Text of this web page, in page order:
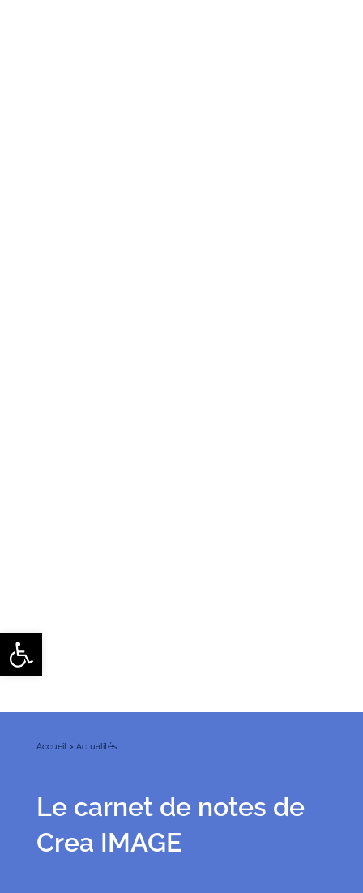
Accueil> Actualités
Le carnet de notes de
Crea IMAGE